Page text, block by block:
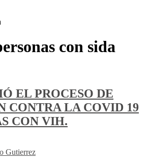
con sida
EL PROCESO DE
CONTRA LA COVID 19
CON VIH.
Gutierrez